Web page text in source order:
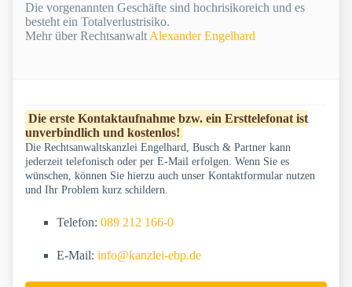
Die vorgenannten Geschäfte sind hochrisikoreich und es
besteht ein Totalverlustrisiko.
Mehr über Rechtsanwalt Alexander Engelhard
Die erste Kontaktaufnahme bzw. ein Ersttelefonat ist
unverbindlich und kostenlos!
Die Rechtsanwaltskanzlei Engelhard, Busch & Partner kann
jederzeit telefonisch oder per E-Mail erfolgen. Wenn Sie es
wünschen, können Sie hierzu auch unser Kontaktformular nutzen
und Ihr Problem kurz schildern.
Telefon: 089 212 166-0
E-Mail: info@kanzlei-ebp.de